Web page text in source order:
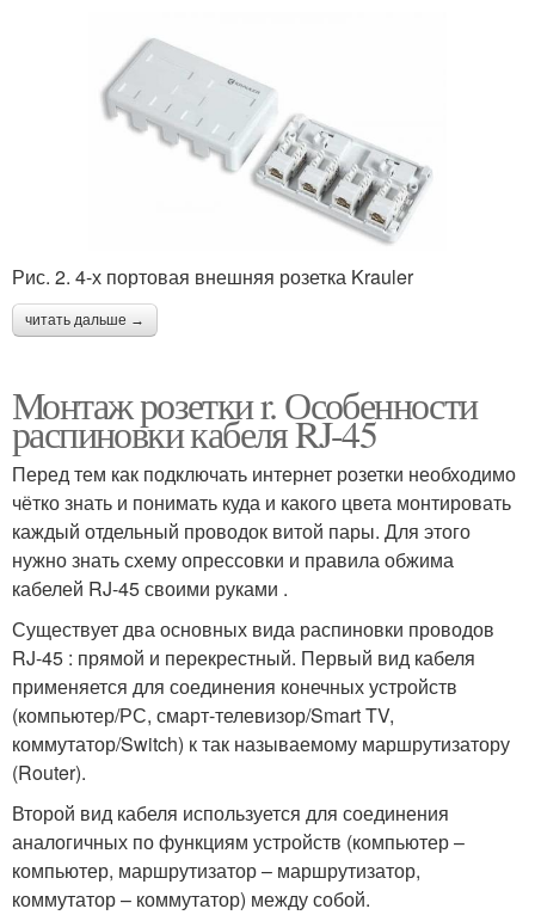
Рис. 2. 4-х портовая внешняя розетка Krauler
читать дальше →
Монтаж розетки r. Особенности
распиновки кабеля RJ-45
Перед тем как подключать интернет розетки необходимо
чётко знать и понимать куда и какого цвета монтировать
каждый отдельный проводок витой пары. Для этого
нужно знать схему опрессовки и правила обжима
кабелей RJ-45 своими руками .
Существует два основных вида распиновки проводов
RJ-45 : прямой и перекрестный. Первый вид кабеля
применяется для соединения конечных устройств
(компьютер/РС, смарт-телевизор/Smart TV,
коммутатор/Switch) к так называемому маршрутизатору
(Router).
Второй вид кабеля используется для соединения
аналогичных по функциям устройств (компьютер –
компьютер, маршрутизатор – маршрутизатор,
коммутатор – коммутатор) между собой.